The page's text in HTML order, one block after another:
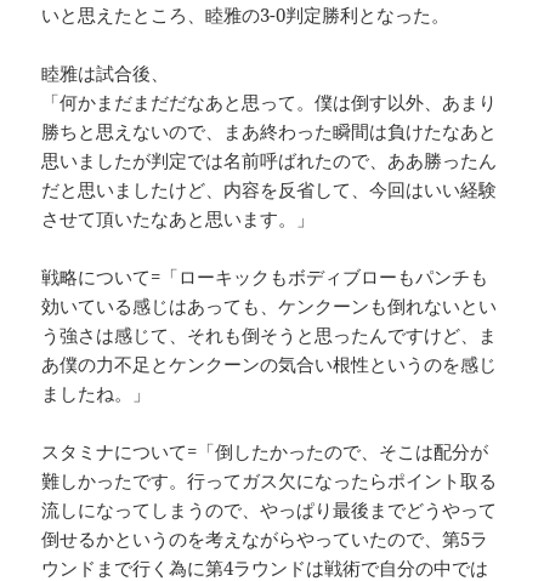
いと思えたところ、睦雅の3-0判定勝利となった。
睦雅は試合後、
「何かまだまだだなあと思って。僕は倒す以外、あまり
勝ちと思えないので、まあ終わった瞬間は負けたなあと
思いましたが判定では名前呼ばれたので、ああ勝ったん
だと思いましたけど、内容を反省して、今回はいい経験
させて頂いたなあと思います。」
戦略について=「ローキックもボディブローもパンチも
効いている感じはあっても、ケンクーンも倒れないとい
う強さは感じて、それも倒そうと思ったんですけど、ま
あ僕の力不足とケンクーンの気合い根性というのを感じ
ましたね。」
スタミナについて=「倒したかったので、そこは配分が
難しかったです。行ってガス欠になったらポイント取る
流しになってしまうので、やっぱり最後までどうやって
倒せるかというのを考えながらやっていたので、第5ラ
ウンドまで行く為に第4ラウンドは戦術で自分の中では